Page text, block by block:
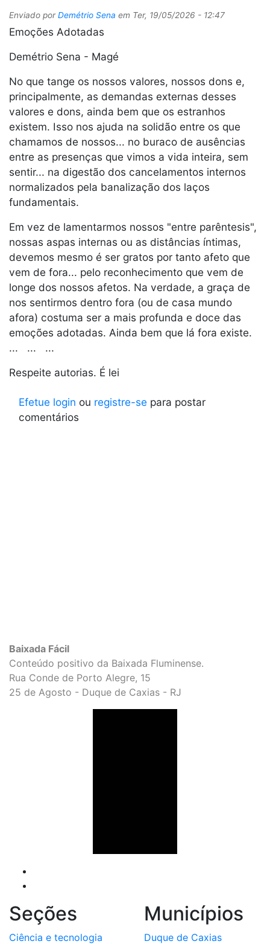
Enviado porDemétrio Sena em Ter, 19/05/2026 - 12:47
Emoções Adotadas
Demétrio Sena - Magé
No que tange os nossos valores, nossos dons e,
principalmente, as demandas externas desses
valores e dons, ainda bem que os estranhos
existem. Isso nos ajuda na solidão entre os que
chamamos de nossos... no buraco de ausências
entre as presenças que vimos a vida inteira, sem
sentir... na digestão dos cancelamentos internos
normalizados pela banalização dos laços
fundamentais.
Em vez de lamentarmos nossos "entre parêntesis",
nossas aspas internas ou as distâncias íntimas,
devemos mesmo é ser gratos por tanto afeto que
vem de fora... pelo reconhecimento que vem de
longe dos nossos afetos. Na verdade, a graça de
nos sentirmos dentro fora (ou de casa mundo
afora) costuma ser a mais profunda e doce das
emoções adotadas. Ainda bem que lá fora existe.
... ... ...
Respeite autorias. É lei
Efetue login ou registre-se para postar
comentários
Baixada Fácil
Conteúdo positivo da Baixada Fluminense.
Rua Conde de Porto Alegre, 15
25 de Agosto - Duque de Caxias - RJ
Seções
Ciência e tecnologia
Municípios
Duque de Caxias